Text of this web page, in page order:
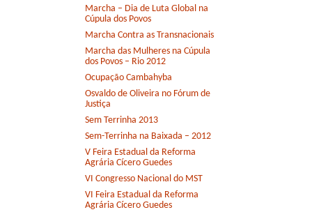
Marcha – Dia de Luta Global na
Cúpula dos Povos
Marcha Contra as Transnacionais
Marcha das Mulheres na Cúpula
dos Povos – Rio 2012
Ocupação Cambahyba
Osvaldo de Oliveira no Fórum de
Justiça
Sem Terrinha 2013
Sem-Terrinha na Baixada – 2012
V Feira Estadual da Reforma
Agrária Cícero Guedes
VI Congresso Nacional do MST
VI Feira Estadual da Reforma
Agrária Cícero Guedes